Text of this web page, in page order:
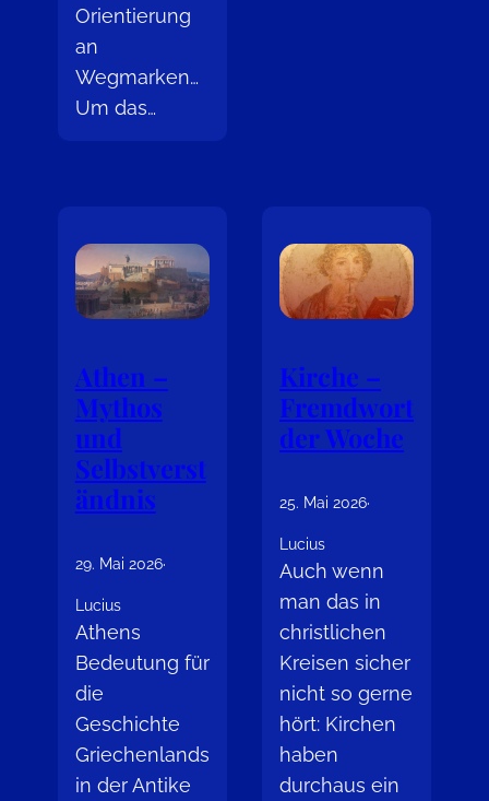
Orientierung
an
Wegmarken…
Um das…
Athen –
Mythos
und
Selbstverst
ändnis
29. Mai 2026·
Lucius
Athens
Bedeutung für
die
Geschichte
Griechenlands
in der Antike
Kirche –
Fremdwort
der Woche
25. Mai 2026·
Lucius
Auch wenn
man das in
christlichen
Kreisen sicher
nicht so gerne
hört: Kirchen
haben
durchaus ein